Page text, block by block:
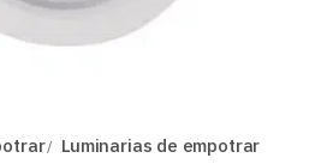
Luminarias de empotrar